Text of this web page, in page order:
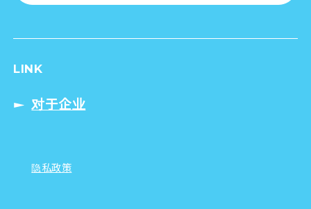
LINK
对于企业
隐私政策